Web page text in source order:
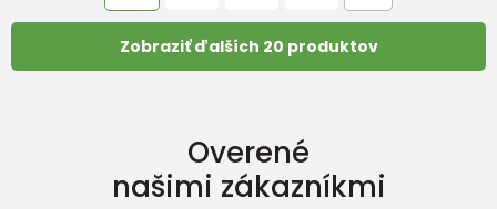
Zobraziť ďalších 20 produktov
Overené
našimi zákazníkmi